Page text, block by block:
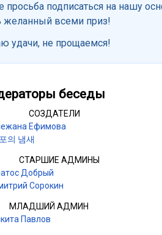
просьба подписаться на нашу
желанный всеми приз!
удачи, не прощаемся!
беседы
СОЗДАТЕЛИ
Ефимова
의 냄새
СТАРШИЕ АДМИНЫ
Добрый
Сорокин
МЛАДШИЙ АДМИН
Павлов